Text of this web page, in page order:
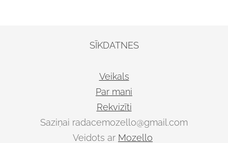
SĪKDATNES
Veikals
Par mani
Rekvizīti
Saziņai radacemozello@gmail.com
Veidots ar Mozello